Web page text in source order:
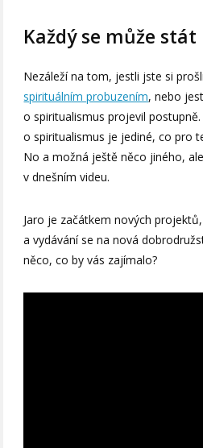
Každý se může
Nezáleží na tom, jestli jste si
spirituálním probuzením, nebo
o spiritualismus projevil
o spiritualismus je jediné, co pro
No a možná ještě něco jiného,
v dnešním videu.
Jaro je začátkem nových
a vydávání se na nová
něco, co by vás zajímalo?